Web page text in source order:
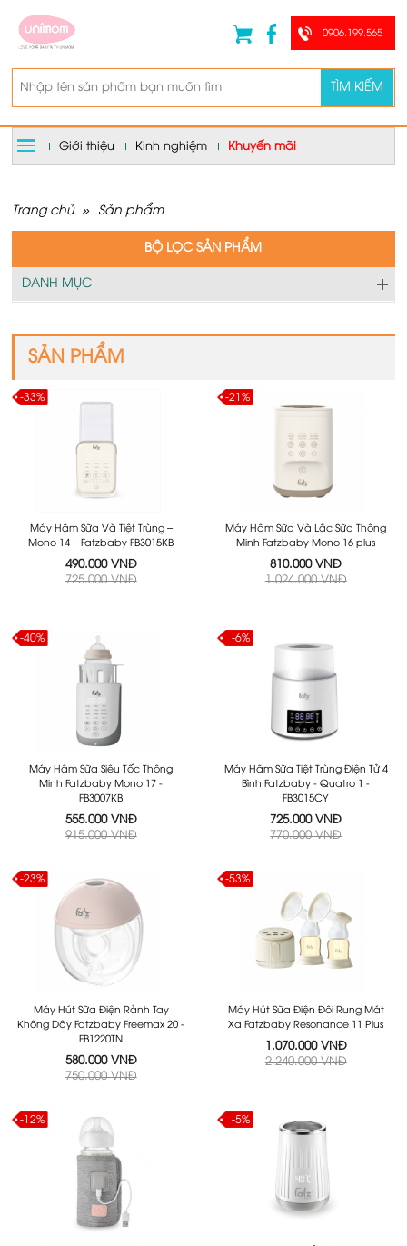
TÌM KIẾM
0906.199.565
Giới thiệu Kinh nghiệm Khuyến mãi
Trang chủ » Sản phẩm
BỘ LỌC SẢN PHẨM
DANH MỤC
SẢN PHẨM
Máy Hâm Sữa Và Tiệt Trùng –
Mono 14 – Fatzbaby FB3015KB
490.000 VNĐ
725.000 VNĐ
-33%
Máy Hâm Sữa Và Lắc Sữa Thông
Minh Fatzbaby Mono 16 plus
810.000 VNĐ
1.024.000 VNĐ
-21%
Máy Hâm Sữa Siêu Tốc Thông
Minh Fatzbaby Mono 17 -
FB3007KB
555.000 VNĐ
915.000 VNĐ
-40%
Máy Hâm Sữa Tiệt Trùng Điện Tử 4
Bình Fatzbaby - Quatro 1 -
FB3015CY
725.000 VNĐ
770.000 VNĐ
-6%
Máy Hút Sữa Điện Rảnh Tay
Không Dây Fatzbaby Freemax 20 -
FB1220TN
580.000 VNĐ
750.000 VNĐ
-23%
Máy Hút Sữa Điện Đôi Rung Mát
Xa Fatzbaby Resonance 11 Plus
1.070.000 VNĐ
2.240.000 VNĐ
-53%
-12% -5%